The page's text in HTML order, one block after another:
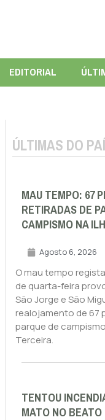
EDITORIAL
ÚLTIMAS DO
MAU TEMPO: 67
RETIRADAS DE
CAMPISMO NA
Agosto 6, 2026
O mau tempo
de quarta-feira
São Jorge e São
realojamento de 67
parque de
Terceira.
TENTOU
MATO NO